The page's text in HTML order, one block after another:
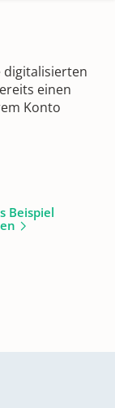
digitalisierten
einen
Konto
Beispiel